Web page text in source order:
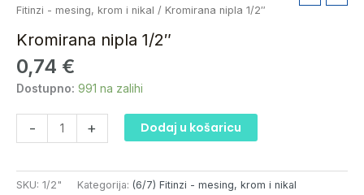
Fitinzi - mesing, krom i nikal / Kromirana nipla 1/2″
Kromirana nipla 1/2″
0,74 €
Dostupno: 991 na zalihi
-
nipla
količina
+ Dodaj u košaricu
SKU: 1/2" Kategorija: (6/7) Fitinzi - mesing, krom i nikal